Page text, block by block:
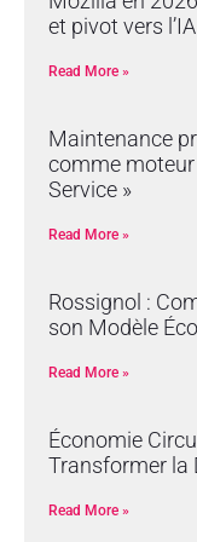
et pivot vers
Read More »
Maintenance
comme moteur
Service »
Read More »
Rossignol :
son Modèle
Read More »
Économie
Transformer la
Read More »